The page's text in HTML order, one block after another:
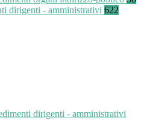
dirigenti - amministrativi 622
dirigenti - amministrativi